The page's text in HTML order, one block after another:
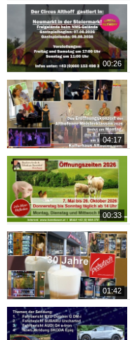
00:26
04:17
00:33
01:42